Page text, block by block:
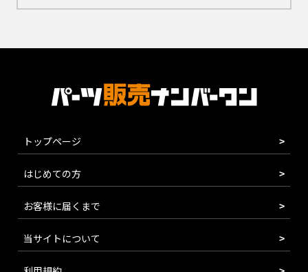
トップページ
はじめての方
お客様に届くまで
当サイトについて